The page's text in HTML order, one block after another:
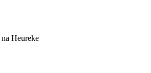
na Heureke